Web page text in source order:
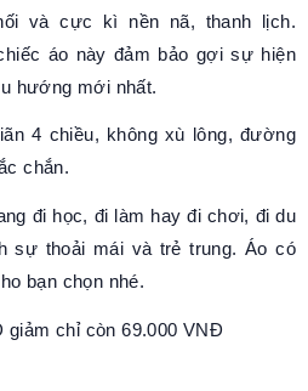
và cực kì nền nã, thanh lịch.
áo này đảm bảo gợi sự hiện
hướng mới nhất.
4 chiều, không xù lông, đường
chắn.
đi học, đi làm hay đi chơi, đi du
sự thoải mái và trẻ trung. Áo có
bạn chọn nhé.
giảm chỉ còn 69.000 VNĐ